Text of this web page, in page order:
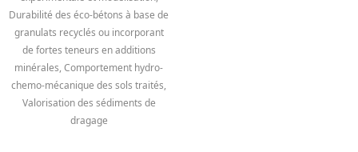
Durabilité des éco-bétons à base de
granulats recyclés ou incorporant
de fortes teneurs en additions
minérales, Comportement hydro-
chemo-mécanique des sols traités,
Valorisation des sédiments de
dragage